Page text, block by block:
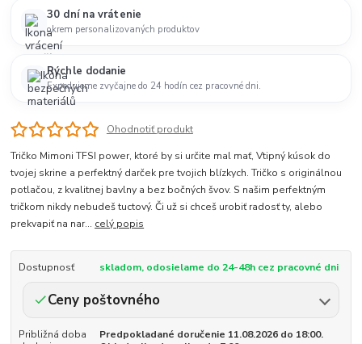
30 dní na vrátenie
okrem personalizovaných produktov
Rýchle dodanie
Expedujeme zvyčajne do 24 hodín cez pracovné dni.
Ohodnotiť produkt
Tričko Mimoni TFSI power, ktoré by si určite mal mať, Vtipný kúsok do
tvojej skrine a perfektný darček pre tvojich blízkych. Tričko s originálnou
potlačou, z kvalitnej bavlny a bez bočných švov. S našim perfektným
tričkom nikdy nebudeš tuctový. Či už si chceš urobiť radosť ty, alebo
prekvapiť na nar... celý popis
Dostupnosť skladom, odosielame do 24-48h cez pracovné dni
Ceny poštovného
Približná doba
Predpokladané doručenie 11.08.2026 do 18:00.